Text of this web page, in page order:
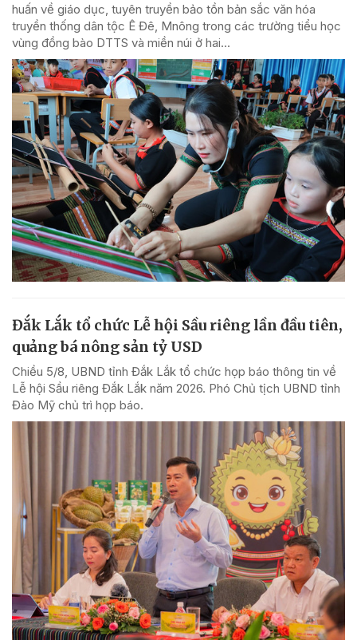
huấn về giáo dục, tuyên truyền bảo tồn bản sắc văn hóa
truyền thống dân tộc Ê Đê, Mnông trong các trường tiểu học
vùng đồng bào DTTS và miền núi ở hai...
Đắk Lắk tổ chức Lễ hội Sầu riêng lần đầu tiên,
quảng bá nông sản tỷ USD
Chiều 5/8, UBND tỉnh Đắk Lắk tổ chức họp báo thông tin về
Lễ hội Sầu riêng Đắk Lắk năm 2026. Phó Chủ tịch UBND tỉnh
Đào Mỹ chủ trì họp báo.